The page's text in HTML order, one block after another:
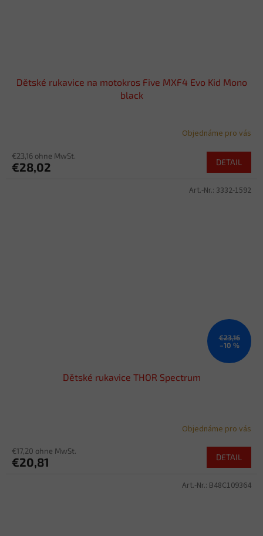
Dětské rukavice na motokros Five MXF4 Evo Kid Mono
black
Objednáme pro vás
€23,16 ohne MwSt.
€28,02 DETAIL
€23,16
–10 %
Dětské rukavice THOR Spectrum
Objednáme pro vás
€17,20 ohne MwSt.
€20,81 DETAIL
Art.-Nr.: 3332-1592
Art.-Nr.: B48C109364